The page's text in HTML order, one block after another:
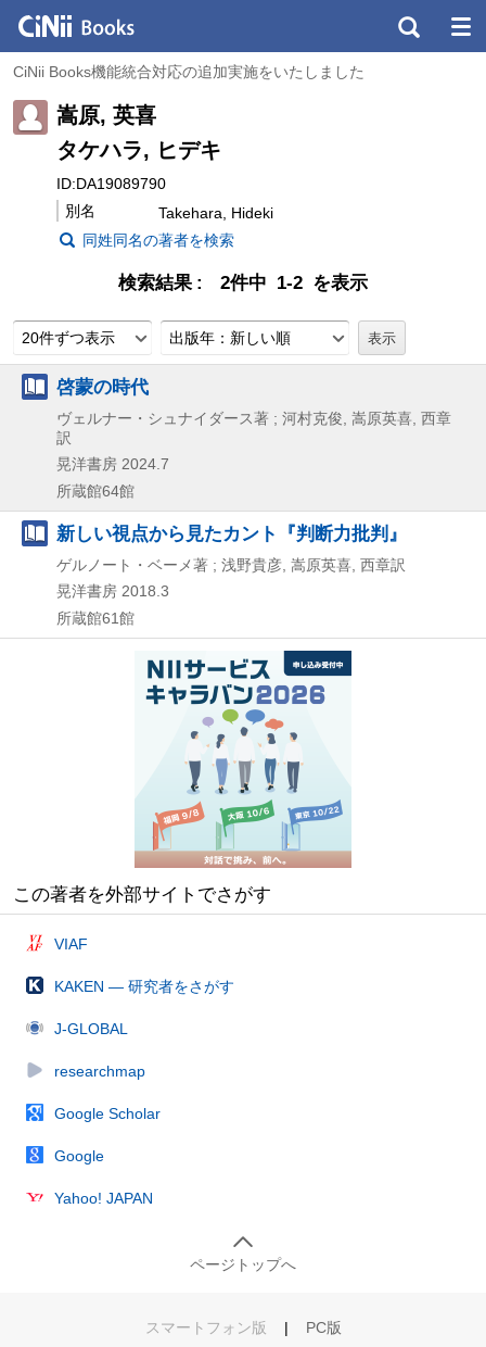
CiNii Books機能統合対応の追加実施をいたしました
嵩原, 英喜
タケハラ, ヒデキ
ID:DA19089790
別名
Takehara, Hideki
同姓同名の著者を検索
検索結果 2件中 1-2 を表示
20件ずつ表示 出版年：新しい順
啓蒙の時代
ヴェルナー・シュナイダース著 ; 河村克俊, 嵩原英喜, 西章
訳
晃洋書房 2024.7
所蔵館64館
新しい視点から見たカント『判断力批判』
ゲルノート・ベーメ著 ; 浅野貴彦, 嵩原英喜, 西章訳
晃洋書房 2018.3
所蔵館61館
この著者を外部サイトでさがす
VIAF
KAKEN — 研究者をさがす
J-GLOBAL
researchmap
Google Scholar
Google
Yahoo! JAPAN
ページトップへ
スマートフォン版 | PC版